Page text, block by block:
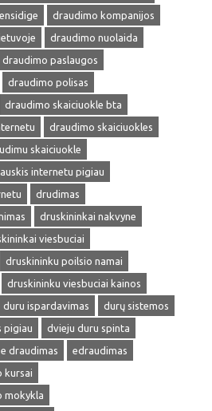
draudimo kompanijos
draudimo nuolaida
draudimo paslaugos
draudimo polisas
draudimo skaiciuokle bta
draudimo skaiciuokles
skaiciuokle
internetu pigiau
drudimas
druskininkai nakvyne
viesbuciai
druskininku poilsio namai
druskininku viesbuciai kainos
duru ispardavimas
durų sistemos
pigiau
dvieju duru spinta
e draudimas
edraudimas
kursai
mokykla